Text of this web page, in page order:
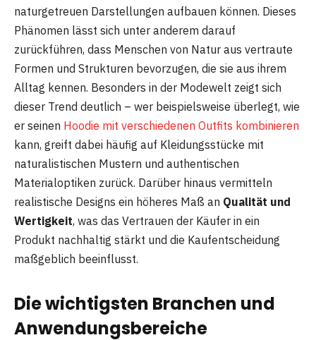
naturgetreuen Darstellungen aufbauen können. Dieses
Phänomen lässt sich unter anderem darauf
zurückführen, dass Menschen von Natur aus vertraute
Formen und Strukturen bevorzugen, die sie aus ihrem
Alltag kennen. Besonders in der Modewelt zeigt sich
dieser Trend deutlich – wer beispielsweise überlegt, wie
er seinen Hoodie mit verschiedenen Outfits kombinieren
kann, greift dabei häufig auf Kleidungsstücke mit
naturalistischen Mustern und authentischen
Materialoptiken zurück. Darüber hinaus vermitteln
realistische Designs ein höheres Maß an Qualität und
Wertigkeit, was das Vertrauen der Käufer in ein
Produkt nachhaltig stärkt und die Kaufentscheidung
maßgeblich beeinflusst.
Die wichtigsten Branchen und
Anwendungsbereiche